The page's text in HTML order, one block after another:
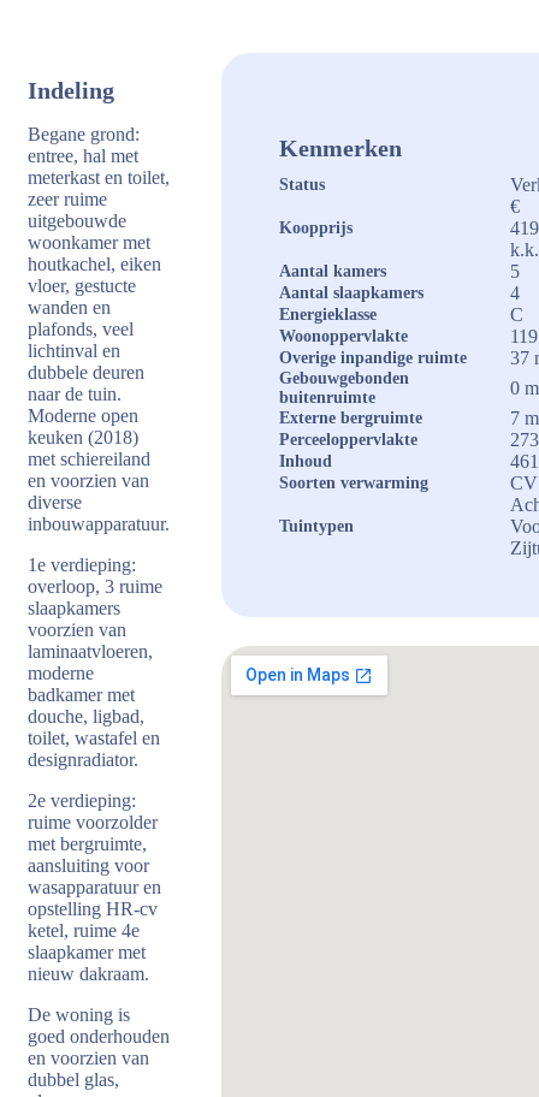
Indeling
Begane grond:
entree, hal met
meterkast en toilet,
zeer ruime
uitgebouwde
woonkamer met
houtkachel, eiken
vloer, gestucte
wanden en
plafonds, veel
lichtinval en
dubbele deuren
naar de tuin.
Moderne open
keuken (2018)
met schiereiland
en voorzien van
diverse
inbouwapparatuur.
1e verdieping:
overloop, 3 ruime
slaapkamers
voorzien van
laminaatvloeren,
moderne
badkamer met
douche, ligbad,
toilet, wastafel en
designradiator.
2e verdieping:
ruime voorzolder
met bergruimte,
aansluiting voor
wasapparatuur en
opstelling HR-cv
ketel, ruime 4e
slaapkamer met
nieuw dakraam.
De woning is
goed onderhouden
en voorzien van
dubbel glas,
Kenmerken
Status
Koopprijs
€
k.k.
Aantal kamers 5
Aantal slaapkamers 4
Energieklasse C
Woonoppervlakte
Overige inpandige ruimte 37
Gebouwgebonden
buitenruimte
0
Externe bergruimte 7
Perceeloppervlakte
Inhoud
Soorten verwarming
Tuintypen